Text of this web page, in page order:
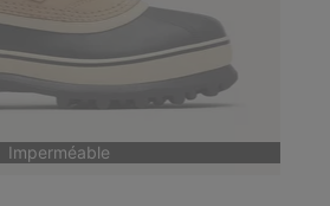
Imperméable